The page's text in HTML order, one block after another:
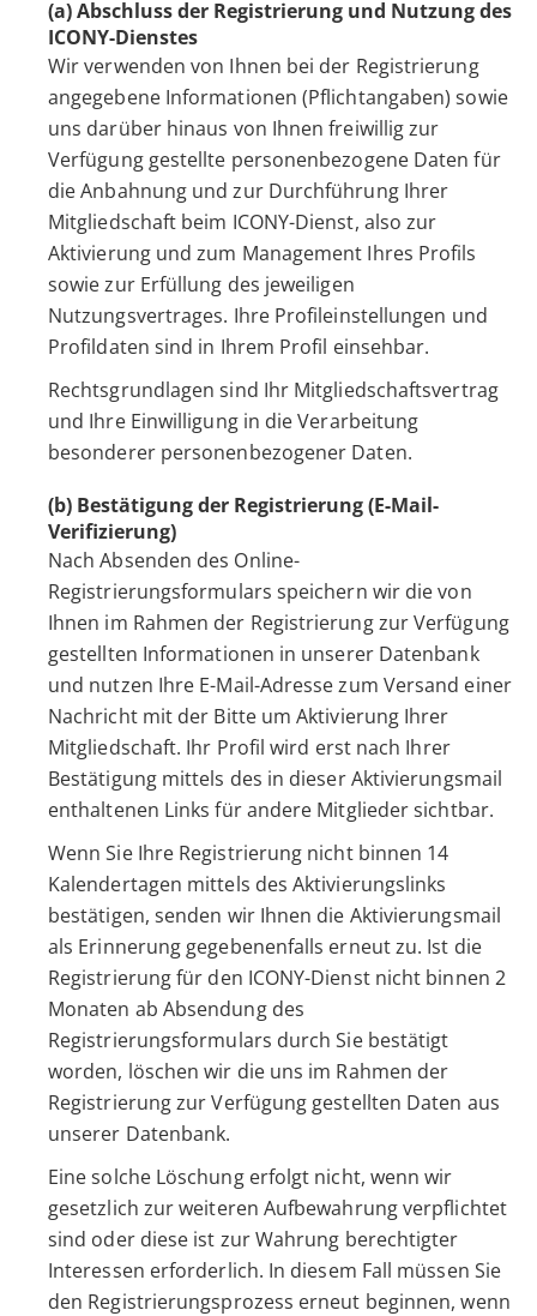
(a) Abschluss der Registrierung und Nutzung des
ICONY-Dienstes
Wir verwenden von Ihnen bei der Registrierung
angegebene Informationen (Pflichtangaben) sowie
uns darüber hinaus von Ihnen freiwillig zur
Verfügung gestellte personenbezogene Daten für
die Anbahnung und zur Durchführung Ihrer
Mitgliedschaft beim ICONY-Dienst, also zur
Aktivierung und zum Management Ihres Profils
sowie zur Erfüllung des jeweiligen
Nutzungsvertrages. Ihre Profileinstellungen und
Profildaten sind in Ihrem Profil einsehbar.
Rechtsgrundlagen sind Ihr Mitgliedschaftsvertrag
und Ihre Einwilligung in die Verarbeitung
besonderer personenbezogener Daten.
(b) Bestätigung der Registrierung (E-Mail-
Verifizierung)
Nach Absenden des Online-
Registrierungsformulars speichern wir die von
Ihnen im Rahmen der Registrierung zur Verfügung
gestellten Informationen in unserer Datenbank
und nutzen Ihre E-Mail-Adresse zum Versand einer
Nachricht mit der Bitte um Aktivierung Ihrer
Mitgliedschaft. Ihr Profil wird erst nach Ihrer
Bestätigung mittels des in dieser Aktivierungsmail
enthaltenen Links für andere Mitglieder sichtbar.
Wenn Sie Ihre Registrierung nicht binnen 14
Kalendertagen mittels des Aktivierungslinks
bestätigen, senden wir Ihnen die Aktivierungsmail
als Erinnerung gegebenenfalls erneut zu. Ist die
Registrierung für den ICONY-Dienst nicht binnen 2
Monaten ab Absendung des
Registrierungsformulars durch Sie bestätigt
worden, löschen wir die uns im Rahmen der
Registrierung zur Verfügung gestellten Daten aus
unserer Datenbank.
Eine solche Löschung erfolgt nicht, wenn wir
gesetzlich zur weiteren Aufbewahrung verpflichtet
sind oder diese ist zur Wahrung berechtigter
Interessen erforderlich. In diesem Fall müssen Sie
den Registrierungsprozess erneut beginnen, wenn